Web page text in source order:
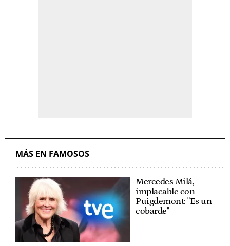
MÁS EN FAMOSOS
Mercedes Milá,
implacable con
Puigdemont: "Es un
cobarde"